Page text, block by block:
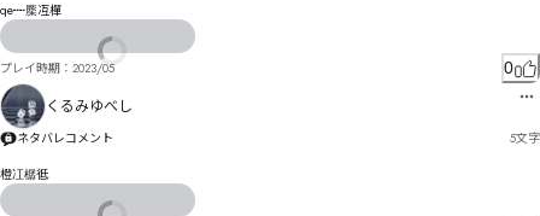
qe┉橜冱樿
プレイ時期： 2023/05 0
くるみゆべし
ネタバレコメント 5文字
橙冮樼彽